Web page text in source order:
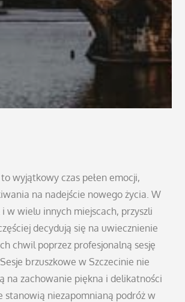
wyjątkowy czas pełen emocji,
na nadejście nowego życia. W
i w wielu innych miejscach, przyszli
decydują się na uwiecznienie
chwil poprzez profesjonalną sesję
brzuszkowe w Szczecinie nie
na zachowanie piękna i delikatności
stanowią niezapomnianą podróż w